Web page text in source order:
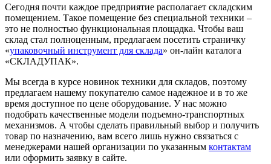
Сегодня почти каждое предприятие располагает складским
помещением. Такое помещение без специальной техники –
это не полностью функциональная площадка. Чтобы ваш
склад стал полноценным, предлагаем посетить страничку
«упаковочный инструмент для склада» он-лайн каталога
«СКЛАДУПАК».
Мы всегда в курсе новинок техники для складов, поэтому
предлагаем нашему покупателю самое надежное и в то же
время доступное по цене оборудование. У нас можно
подобрать качественные модели подъемно-транспортных
механизмов. А чтобы сделать правильный выбор и получить
товар по назначению, вам всего лишь нужно связаться с
менеджерами нашей организации по указанным контактам
или оформить заявку в сайте.